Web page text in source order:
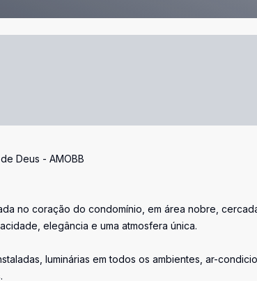
Deus - AMOBB
no coração do condomínio, em área nobre,
elegância e uma atmosfera única.
luminárias em todos os ambientes, ar-